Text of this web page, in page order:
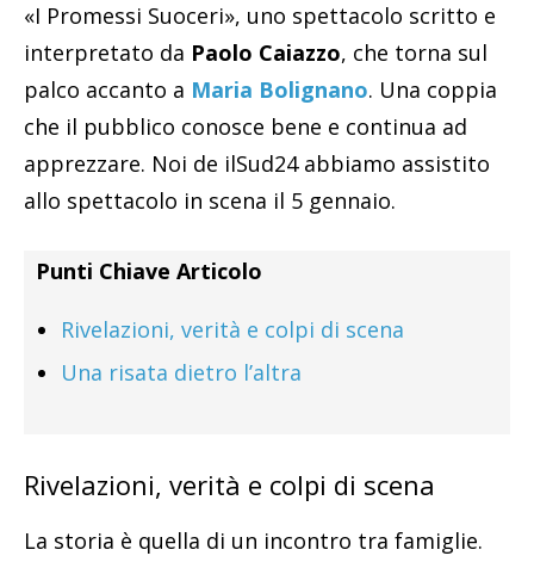
«I Promessi Suoceri», uno spettacolo scritto e
interpretato da Paolo Caiazzo, che torna sul
palco accanto a Maria Bolignano. Una coppia
che il pubblico conosce bene e continua ad
apprezzare. Noi de ilSud24 abbiamo assistito
allo spettacolo in scena il 5 gennaio.
Punti Chiave Articolo
Rivelazioni, verità e colpi di scena
Una risata dietro l’altra
Rivelazioni, verità e colpi di scena
La storia è quella di un incontro tra famiglie.